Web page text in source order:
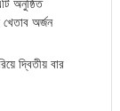
অনুষ্ঠিত
খেতাব অর্জন
দ্বিতীয়বার